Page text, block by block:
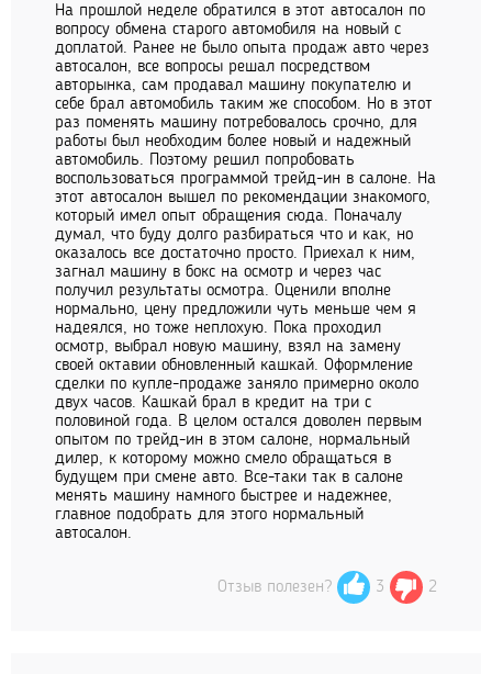
На прошлой неделе обратился в этот автосалон по
вопросу обмена старого автомобиля на новый с
доплатой. Ранее не было опыта продаж авто через
автосалон, все вопросы решал посредством
авторынка, сам продавал машину покупателю и
себе брал автомобиль таким же способом. Но в этот
раз поменять машину потребовалось срочно, для
работы был необходим более новый и надежный
автомобиль. Поэтому решил попробовать
воспользоваться программой трейд-ин в салоне. На
этот автосалон вышел по рекомендации знакомого,
который имел опыт обращения сюда. Поначалу
думал, что буду долго разбираться что и как, но
оказалось все достаточно просто. Приехал к ним,
загнал машину в бокс на осмотр и через час
получил результаты осмотра. Оценили вполне
нормально, цену предложили чуть меньше чем я
надеялся, но тоже неплохую. Пока проходил
осмотр, выбрал новую машину, взял на замену
своей октавии обновленный кашкай. Оформление
сделки по купле-продаже заняло примерно около
двух часов. Кашкай брал в кредит на три с
половиной года. В целом остался доволен первым
опытом по трейд-ин в этом салоне, нормальный
дилер, к которому можно смело обращаться в
будущем при смене авто. Все-таки так в салоне
менять машину намного быстрее и надежнее,
главное подобрать для этого нормальный
автосалон.
Отзыв полезен? 3 2